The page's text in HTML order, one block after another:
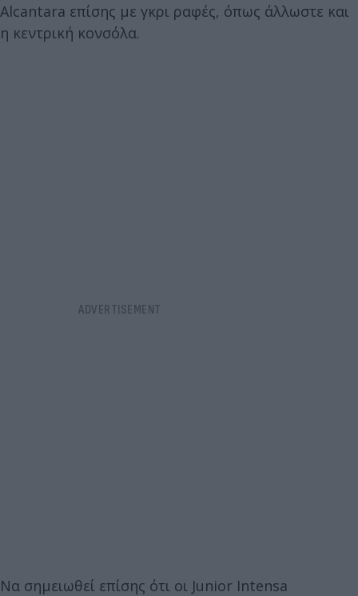
Alcantara επίσης με γκρι ραφές, όπως άλλωστε και
η κεντρική κονσόλα.
Να σημειωθεί επίσης ότι οι Junior Intensa